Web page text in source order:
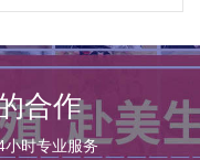
Manipalviratn,M.D
合作
小时专业服务